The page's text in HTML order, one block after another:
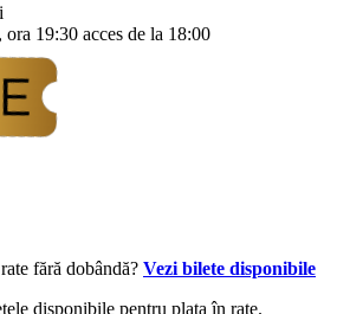
19:30 acces de la 18:00
fără dobândă? Vezi bilete disponibile
disponibile pentru plata în rate.